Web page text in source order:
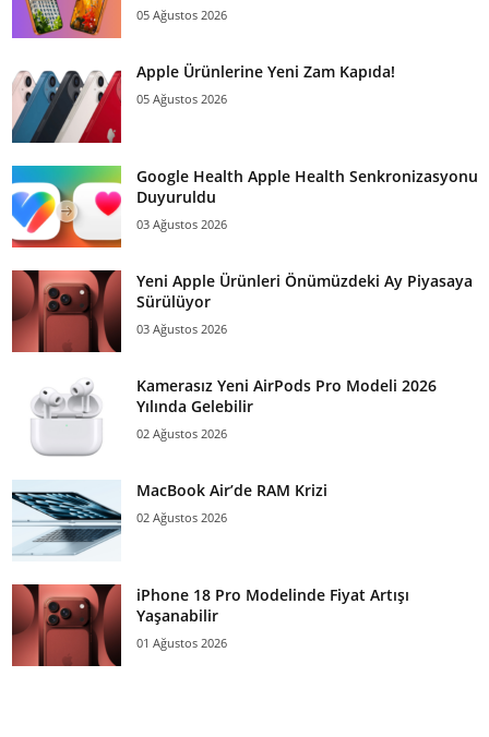
05 Ağustos 2026
Apple Ürünlerine Yeni Zam Kapıda!
05 Ağustos 2026
Google Health Apple Health Senkronizasyonu
Duyuruldu
03 Ağustos 2026
Yeni Apple Ürünleri Önümüzdeki Ay Piyasaya
Sürülüyor
03 Ağustos 2026
Kamerasız Yeni AirPods Pro Modeli 2026
Yılında Gelebilir
02 Ağustos 2026
MacBook Air’de RAM Krizi
02 Ağustos 2026
iPhone 18 Pro Modelinde Fiyat Artışı
Yaşanabilir
01 Ağustos 2026